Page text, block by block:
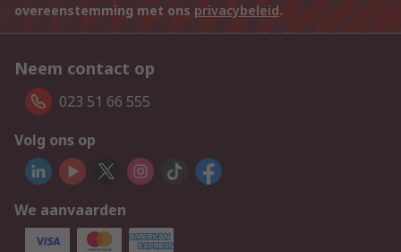
overeenstemming met ons privacybeleid.
Neem contact op
023 51 66 555
Volg ons op
We aanvaarden